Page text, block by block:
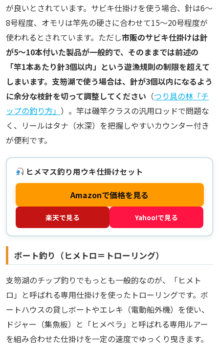
が良いとされています。サビキ仕掛けを使う場合、針は6〜
8号程度、オモリは竿先の硬さに合わせて15〜20号程度が
使われるとされています。ただし市販のサビキ仕掛けは針
が5〜10本付いた製品が一般的で、そのままでは前述の
「竿1本あたり針3個以内」という遊漁規則の制限を超えて
しまいます。支笏湖で使う場合は、針が3個以内になるよう
に余分な枝針を切って調整してください （つり具の林「チ
ップの釣り方」 ）。竿は磯竿クラスの汎用ロッドで問題な
く、リールはタナ（水深）を把握しやすいカウンター付き
が便利です。
ヒメマス釣り用ウキ仕掛けセット
Amazonで価格を見る
楽天で見る Yahoo!で見る
ボート釣り（ヒメトロ＝トローリング）
支笏湖のチップ釣りでもっとも一般的なのが、「ヒメト
ロ」と呼ばれる専用仕掛けを使ったトローリングです。ボ
ートハウスの貸しボートやエレキ（電動船外機）を使い、
ドジャー（集魚板）と「ヒメペラ」と呼ばれる専用ルアー
を組み合わせた仕掛けを一定の速度でゆっくり曳きます。